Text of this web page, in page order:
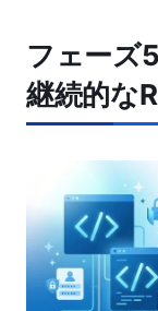
フェーズ
継続的な